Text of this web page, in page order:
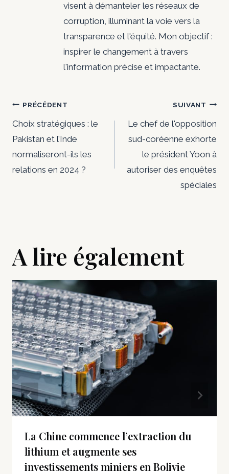
visent à démanteler les réseaux de
corruption, illuminant la voie vers la
transparence et l'équité. Mon objectif :
inspirer le changement à travers
l'information précise et impactante.
Navigation
de
l’article
PRÉCÉDENT
Choix stratégiques : le
Pakistan et l’Inde
normaliseront-ils les
relations en 2024 ?
SUIVANT
Le chef de l'opposition
sud-coréenne exhorte
le président Yoon à
autoriser des enquêtes
spéciales
A lire également
La Chine commence l’extraction du
lithium et augmente ses
investissements miniers en Bolivie